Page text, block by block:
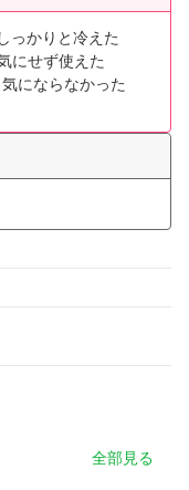
っかりと冷えた
にせず使えた
にならなかった
全部見る